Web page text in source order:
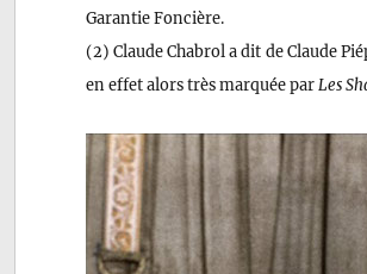
Garantie Foncière.
(2) Claude Chabrol a dit de Claude
en effet alors très marquée par Les